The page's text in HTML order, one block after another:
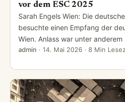
vor dem ESC 2025
Sarah Engels Wien: Die
besuchte einen Empfang der
Wien. Anlass war unter
admin · 14. Mai 2026 · 8 Min